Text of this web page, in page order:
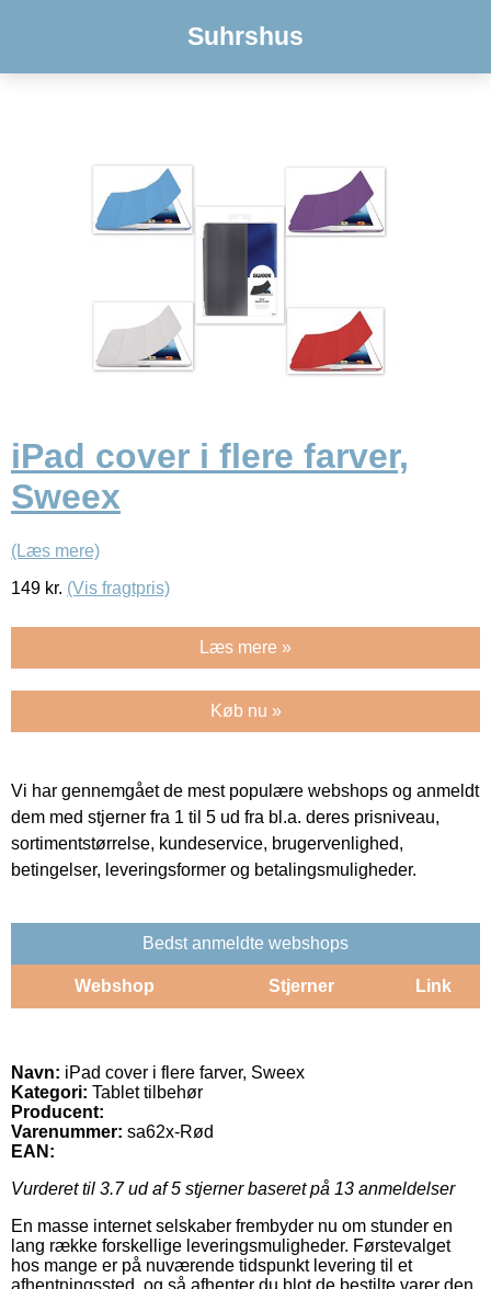
Suhrshus
iPad cover i flere farver,
Sweex
(Læs mere)
149 kr. (Vis fragtpris)
Læs mere »
Køb nu »
Vi har gennemgået de mest populære webshops og anmeldt
dem med stjerner fra 1 til 5 ud fra bl.a. deres prisniveau,
sortimentstørrelse, kundeservice, brugervenlighed,
betingelser, leveringsformer og betalingsmuligheder.
Bedst anmeldte webshops
Webshop Stjerner Link
Navn: iPad cover i flere farver, Sweex
Kategori: Tablet tilbehør
Producent:
Varenummer: sa62x-Rød
EAN:
Vurderet til 3.7ud af 5 stjerner baseret på 13 anmeldelser
En masse internet selskaber frembyder nu om stunder en
lang række forskellige leveringsmuligheder. Førstevalget
hos mange er på nuværende tidspunkt levering til et
afhentningssted, og så afhenter du blot de bestilte varer den